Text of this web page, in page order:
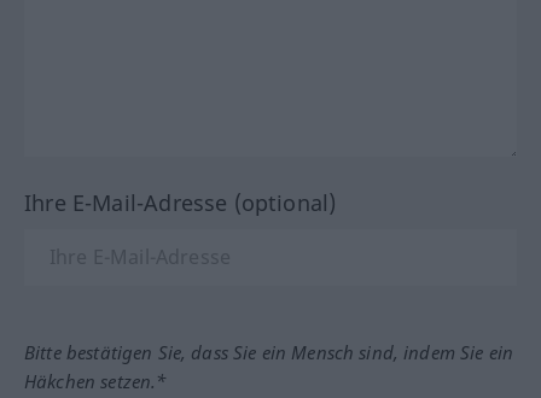
Ihre E-Mail-Adresse (optional)
Bitte bestätigen Sie, dass Sie ein Mensch sind, indem Sie ein
Häkchen setzen.*